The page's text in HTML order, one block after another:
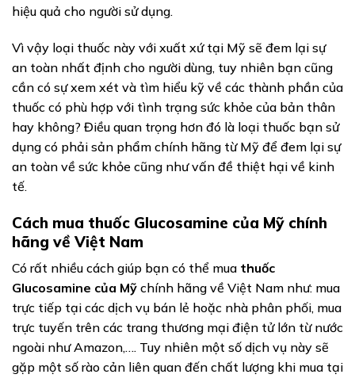
hiệu quả cho người sử dụng.
Vì vậy loại thuốc này với xuất xứ tại Mỹ sẽ đem lại sự
an toàn nhất định cho người dùng, tuy nhiên bạn cũng
cần có sự xem xét và tìm hiểu kỹ về các thành phần của
thuốc có phù hợp với tình trạng sức khỏe của bản thân
hay không? Điều quan trọng hơn đó là loại thuốc bạn sử
dụng có phải sản phẩm chính hãng từ Mỹ để đem lại sự
an toàn về sức khỏe cũng như vấn đề thiệt hại về kinh
tế.
Cách mua thuốc Glucosamine của Mỹ chính
hãng về Việt Nam
Có rất nhiều cách giúp bạn có thể mua thuốc
Glucosamine của Mỹ chính hãng về Việt Nam như: mua
trực tiếp tại các dịch vụ bán lẻ hoặc nhà phân phối, mua
trực tuyến trên các trang thương mại điện tử lớn từ nước
ngoài như Amazon,…. Tuy nhiên một số dịch vụ này sẽ
gặp một số rào cản liên quan đến chất lượng khi mua tại